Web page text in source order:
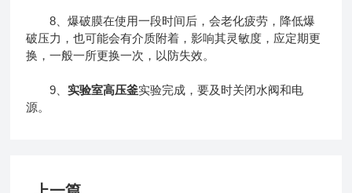
8、爆破膜在使用一段时间后，会老化疲劳，降低爆
破压力，也可能会有介质附着，影响其灵敏度，应定期更
换，一般一所更换一次，以防失效。
9、实验室高压釜实验完成，要及时关闭水阀和电
源。